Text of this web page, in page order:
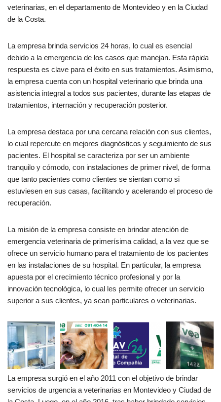
veterinarias, en el departamento de Montevideo y en la Ciudad
de la Costa.
La empresa brinda servicios 24 horas, lo cual es esencial
debido a la emergencia de los casos que manejan. Esta rápida
respuesta es clave para el éxito en sus tratamientos. Asimismo,
la empresa cuenta con un hospital veterinario que brinda una
asistencia integral a todos sus pacientes, durante las etapas de
tratamientos, internación y recuperación posterior.
La empresa destaca por una cercana relación con sus clientes,
lo cual repercute en mejores diagnósticos y seguimiento de sus
pacientes. El hospital se caracteriza por ser un ambiente
tranquilo y cómodo, con instalaciones de primer nivel, de forma
que tanto pacientes como clientes se sientan como si
estuviesen en sus casas, facilitando y acelerando el proceso de
recuperación.
La misión de la empresa consiste en brindar atención de
emergencia veterinaria de primerísima calidad, a la vez que se
ofrece un servicio humano para el tratamiento de los pacientes
en las instalaciones de su hospital. En particular, la empresa
apuesta por el crecimiento técnico profesional y por la
innovación tecnológica, lo cual les permite ofrecer un servicio
superior a sus clientes, ya sean particulares o veterinarias.
La empresa surgió en el año 2011 con el objetivo de brindar
servicios de urgencia a veterinarias en Montevideo y Ciudad de